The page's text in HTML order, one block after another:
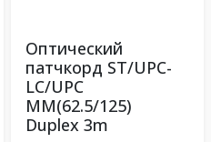
Оптический
патчкорд ST/UPC-
LC/UPC
MM(62.5/125)
Duplex 3m